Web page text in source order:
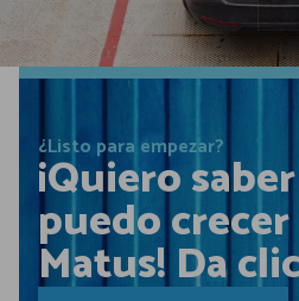
¿Listo para empezar?
¡Quiero
puedo
Matus! Da